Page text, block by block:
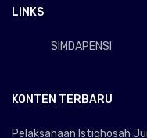
LINKS
SIMDAPENSI
KONTEN TERBARU
Pelaksanaan Istighosah